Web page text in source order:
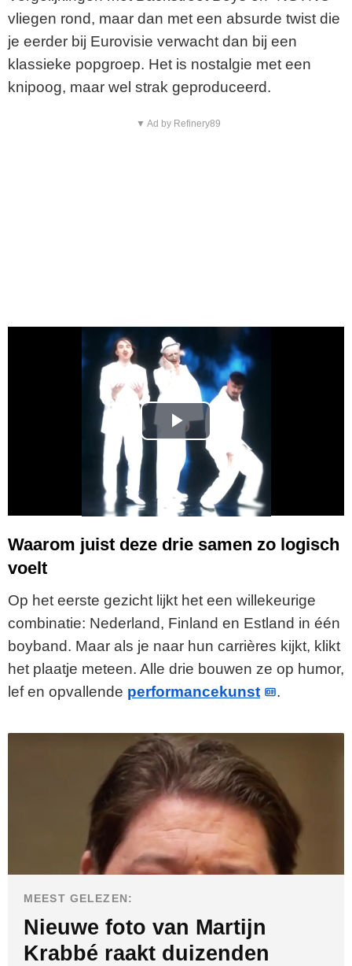
vliegen rond, maar dan met een absurde twist die
je eerder bij Eurovisie verwacht dan bij een
klassieke popgroep. Het is nostalgie met een
knipoog, maar wel strak geproduceerd.
▼ Ad by Refinery89
P
l
a
y
i
d
e
Waarom juist deze drie samen zo logisch
voelt
Op het eerste gezicht lijkt het een willekeurige
combinatie: Nederland, Finland en Estland in één
boyband. Maar als je naar hun carrières kijkt, klikt
het plaatje meteen. Alle drie bouwen ze op humor,
lef en opvallende performancekunst .
MEEST GELEZEN:
Nieuwe foto van Martijn
Krabbé raakt duizenden